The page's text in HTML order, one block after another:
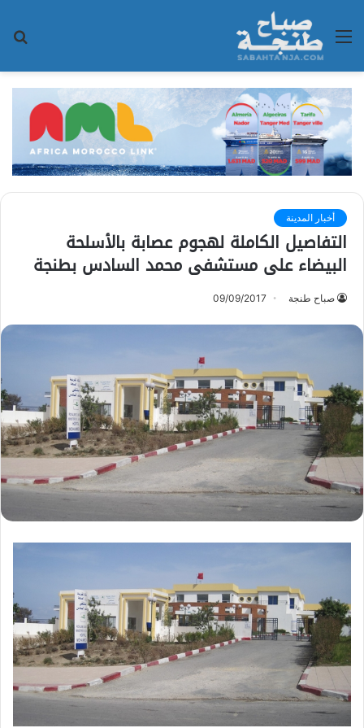
القائمة
أخبار المدينة
التفاصيل الكاملة لهجوم عصابة بالأسلحة
البيضاء على مستشفى محمد السادس بطنجة
صباح طنجة 09/09/2017